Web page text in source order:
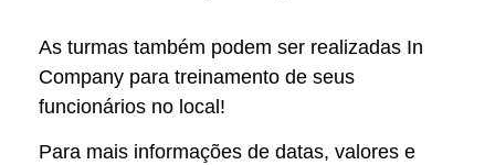
As turmas também podem ser realizadas In
Company para treinamento de seus
funcionários no local!
Para mais informações de datas, valores e